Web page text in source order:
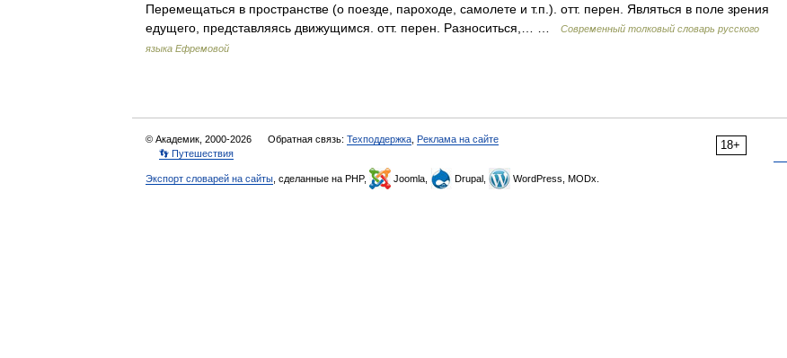
Перемещаться в пространстве (о поезде, пароходе, самолете и т.п.). отт. перен. Являться в поле зрения
едущего, представляясь движущимся. отт. перен. Разноситься,… …
Современный толковый словарь русского
языка Ефремовой
18+
© Академик, 2000-2026 Обратная связь: Техподдержка Реклама на сайте
👣 Путешествия
Экспорт словарей на сайты , сделанные на PHP, Joomla, Drupal, WordPress, MODx.